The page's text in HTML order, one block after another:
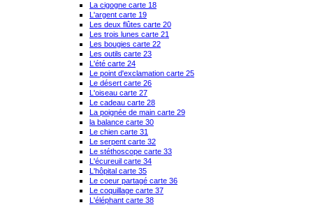
La cigogne carte 18
L'argent carte 19
Les deux flûtes carte 20
Les trois lunes carte 21
Les bougies carte 22
Les outils carte 23
L'été carte 24
Le point d'exclamation carte 25
Le désert carte 26
L'oiseau carte 27
Le cadeau carte 28
La poignée de main carte 29
la balance carte 30
Le chien carte 31
Le serpent carte 32
Le stéthoscope carte 33
L'écureuil carte 34
L'hôpital carte 35
Le coeur partagé carte 36
Le coquillage carte 37
L'éléphant carte 38